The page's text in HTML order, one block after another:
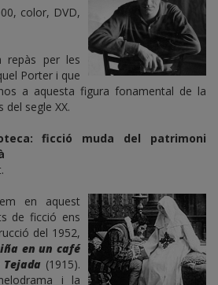
color, DVD,
repàs per les
Porter i que
a aquesta figura fonamental de la
del segle XX.
ficció muda del patrimoni
en aquest
de ficció ens
del 1952,
en un café
(1915).
i la